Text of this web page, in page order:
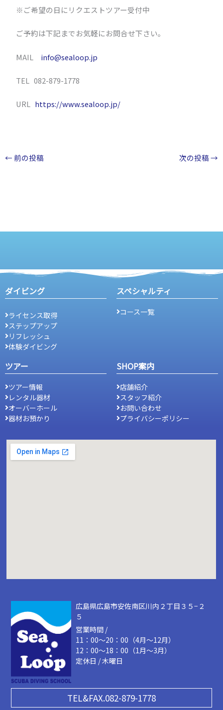
※ご希望の日にリクエストツアー受付中
ご予約は下記までお気軽にお問合せ下さい。
MAIL info@sealoop.jp
TEL 082-879-1778
URL https://www.sealoop.jp/
← 前の投稿 次の投稿→
ダイビング
ライセンス取得
ステップアップ
リフレッシュ
体験ダイビング
スペシャルティ
コース一覧
ツアー
ツアー情報
レンタル器材
オーバーホール
器材お預かり
SHOP案内
店舗紹介
スタッフ紹介
お問い合わせ
プライバシーポリシー
広島県広島市安佐南区川内２丁目３５−２
５
営業時間 /
11：00～20：00（4月～12月）
12：00～18：00（1月～3月）
定休日 / 木曜日
TEL&FAX.082-879-1778